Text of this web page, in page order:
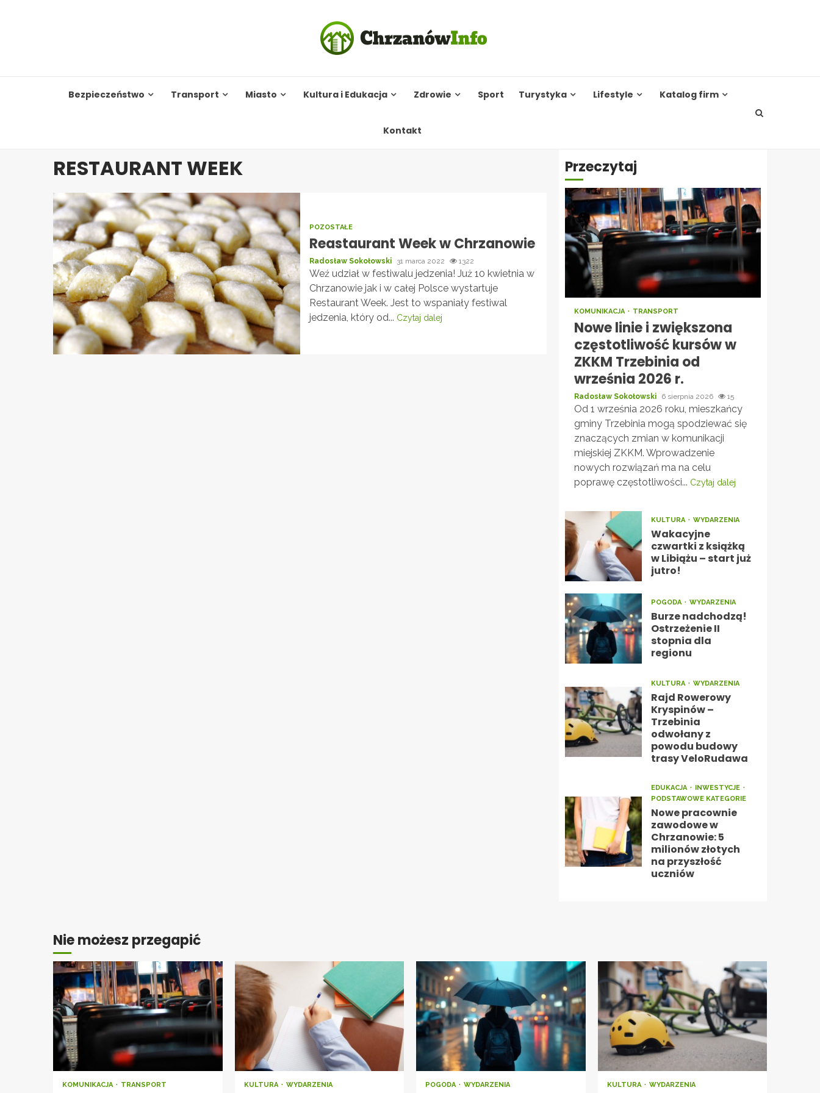
Bezpieczeństwo Transport Miasto Kultura i Edukacja Zdrowie Sport Turystyka Lifestyle Katalog firm
Kontakt
RESTAURANT WEEK
POZOSTAŁE
Reastaurant Week w Chrzanowie
Radosław Sokołowski 31 marca 2022 1322
Weź udział w festiwalu jedzenia! Już 10 kwietnia w
Chrzanowie jak i w całej Polsce wystartuje
Restaurant Week. Jest to wspaniały festiwal
jedzenia, który od... Czytaj dalej
Przeczytaj
KOMUNIKACJA TRANSPORT
Nowe linie i zwiększona
częstotliwość kursów w
ZKKM Trzebinia od
września 2026 r.
Radosław Sokołowski 6 sierpnia 2026 15
Od 1 września 2026 roku, mieszkańcy
gminy Trzebinia mogą spodziewać się
znaczących zmian w komunikacji
miejskiej ZKKM. Wprowadzenie
nowych rozwiązań ma na celu
poprawę częstotliwości... Czytaj dalej
KULTURA WYDARZENIA
Wakacyjne
czwartki z książką
w Libiążu – start już
jutro!
POGODA WYDARZENIA
Burze nadchodzą!
Ostrzeżenie II
stopnia dla
regionu
KULTURA WYDARZENIA
Rajd Rowerowy
Kryspinów –
Trzebinia
odwołany z
powodu budowy
trasy VeloRudawa
EDUKACJA
INWESTYCJE
PODSTAWOWE KATEGORIE
Nowe pracownie
zawodowe w
Chrzanowie: 5
milionów złotych
na przyszłość
uczniów
Nie możesz przegapić
KOMUNIKACJA TRANSPORT KULTURA WYDARZENIA POGODA WYDARZENIA KULTURA WYDARZENIA